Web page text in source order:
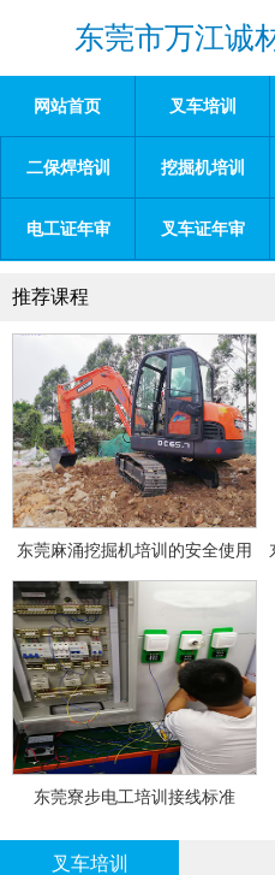
东莞市万江诚
网站首页 叉车培训
二保焊培训 挖掘机培训
电工证年审 叉车证年审
推荐课程
东莞麻涌挖掘机培训的安全使用
东莞寮步电工培训接线标准
叉车培训